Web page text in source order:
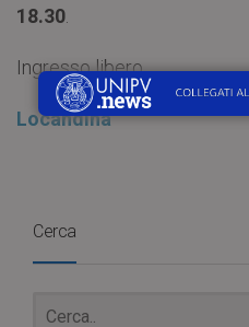
18.30
Ingresso libero.
Locandina
Cerca